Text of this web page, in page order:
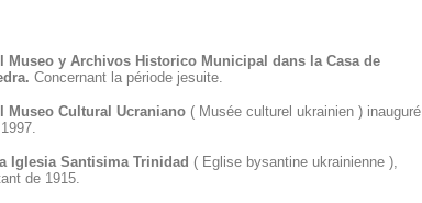
Museo y Archivos Historico Municipal dans la Casa de
Concernant la période jesuite.
Museo Cultural Ucraniano ( Musée culturel ukrainien ) inauguré
Iglesia Santisima Trinidad ( Eglise bysantine ukrainienne ),
de 1915.